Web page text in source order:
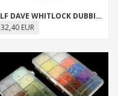
SLF DAVE WHITLOCK DUBBING SORTIMENT
32,40 EUR